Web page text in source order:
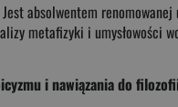
absolwentem
metafizyki i umysłowości
i nawiązania do